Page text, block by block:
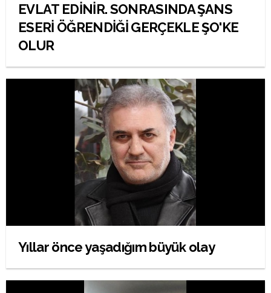
EVLAT EDİNİR. SONRASINDA ŞANS
ESERİ ÖĞRENDİĞİ GERÇEKLE ŞO'KE
OLUR
Yıllar önce yaşadığım büyük olay